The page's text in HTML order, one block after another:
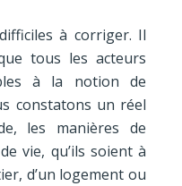
à corriger. Il
tous les acteurs
à la notion de
constatons un réel
les manières de
vie, qu’ils soient à
d’un logement ou